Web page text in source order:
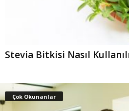
Stevia Bitkisi Nasıl
Çok Okunanlar